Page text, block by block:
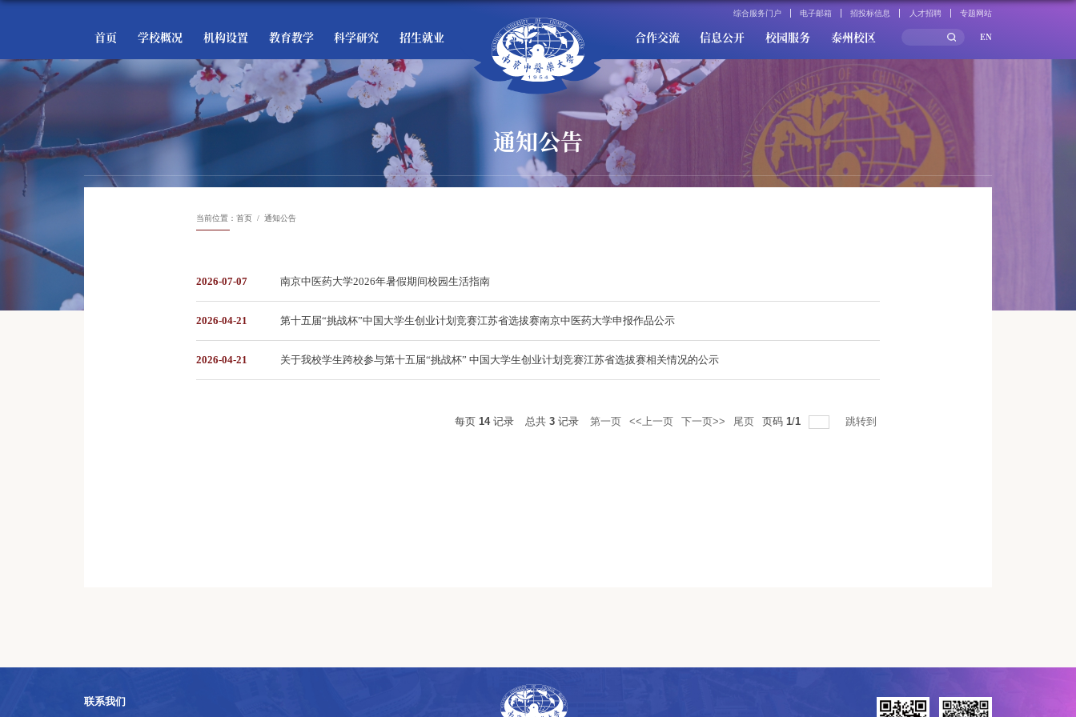
综合服务门户 电子邮箱 招投标信息 人才招聘 专题网站
首页 学校概况 机构设置 教育教学 科学研究 招生就业 合作交流 信息公开 校园服务 泰州校区 EN
通知公告
当前位置： 首页 通知公告
2026-07-07 南京中医药大学2026年暑假期间校园生活指南
2026-04-21 第十五届“挑战杯”中国大学生创业计划竞赛江苏省选拔赛南京中医药大学申报作品公示
2026-04-21 关于我校学生跨校参与第十五届“挑战杯” 中国大学生创业计划竞赛江苏省选拔赛相关情况的公示
每页 14记录 总共 3 记录 第一页 <<上一页 下一页>> 尾页 页码 1/1 跳转到
联系我们